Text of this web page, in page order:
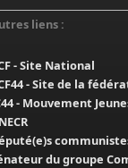
liens :
- Site National
- Site de la
- Mouvement
du groupe